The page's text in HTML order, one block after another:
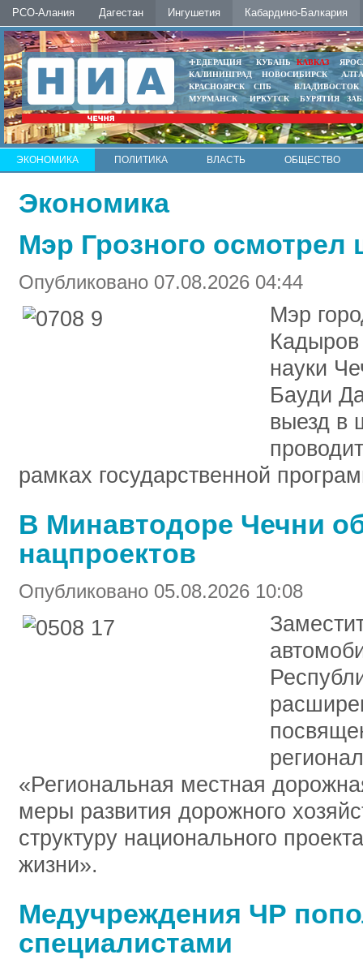
РСО-Алания Дагестан Ингушетия Кабардино-Балкария
ФЕДЕРАЦИЯ КУБАНЬ КАВКАЗ
КАЛИНИНГРАД
НОВОСИБИРСК
КРАСНОЯРСК
СПБ
ВЛАДИВОСТОК
МУРМАНСК
ИРКУТСК БУРЯТИЯ
ЭКОНОМИКА ПОЛИТИКА ВЛАСТЬ
ОБЩЕСТВО
Экономика
Мэр Грозного
Опубликовано 07.08.2026 04:44
Мэр
науки
Бауди
выезд в
рамках государственной
В Минавтодоре Чечни
нацпроектов
Опубликовано 05.08.2026 10:08
«Региональная местная
меры развития дорожного
структуру национального
жизни».
Медучреждения ЧР
специалистами